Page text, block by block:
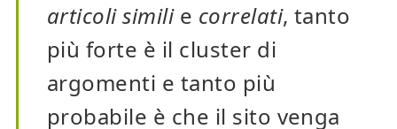
articolisimilie correlati, tanto
più forte è il cluster di
argomenti e tanto più
probabile è che il sito venga